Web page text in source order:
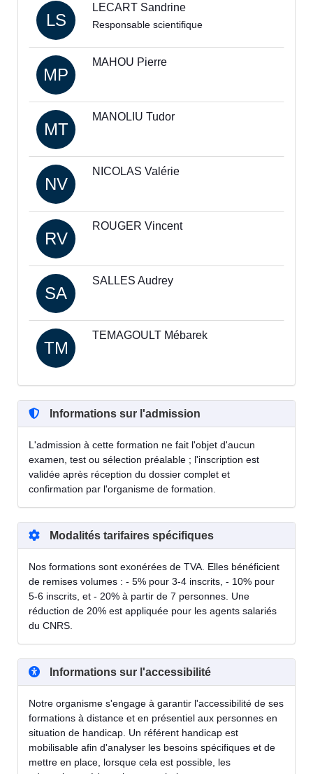
LS
LECART Sandrine
Responsable scientifique
MP
MAHOU Pierre
MT
MANOLIU Tudor
NV
NICOLAS Valérie
RV
ROUGER Vincent
SA
SALLES Audrey
TM
TEMAGOULT Mébarek
Informations sur l'admission
L'admission à cette formation ne fait l'objet d'aucun
examen, test ou sélection préalable ; l'inscription est
validée après réception du dossier complet et
confirmation par l'organisme de formation.
Modalités tarifaires spécifiques
Nos formations sont exonérées de TVA. Elles bénéficient
de remises volumes : - 5% pour 3-4 inscrits, - 10% pour
5-6 inscrits, et - 20% à partir de 7 personnes. Une
réduction de 20% est appliquée pour les agents salariés
du CNRS.
Informations sur l'accessibilité
Notre organisme s'engage à garantir l'accessibilité de ses
formations à distance et en présentiel aux personnes en
situation de handicap. Un référent handicap est
mobilisable afin d'analyser les besoins spécifiques et de
mettre en place, lorsque cela est possible, les